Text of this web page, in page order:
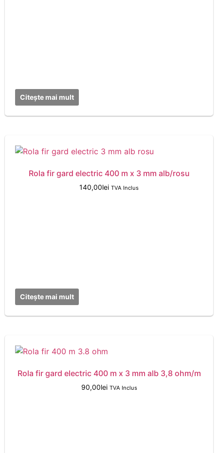
Citește mai mult
Rola fir gard electric 400 m x 3 mm alb/rosu
140,00lei TVA Inclus
Citește mai mult
Rola fir gard electric 400 m x 3 mm alb 3,8 ohm/m
90,00lei TVA Inclus